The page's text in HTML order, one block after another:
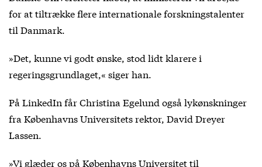
for at tiltrække flere internationale forskningstalenter
til Danmark.
»Det, kunne vi godt ønske, stod lidt klarere i
regeringsgrundlaget,« siger han.
På LinkedIn får Christina Egelund også lykønskninger
fra Københavns Universitets rektor, David Dreyer
Lassen.
»Vi glæder os på Københavns Universitet til